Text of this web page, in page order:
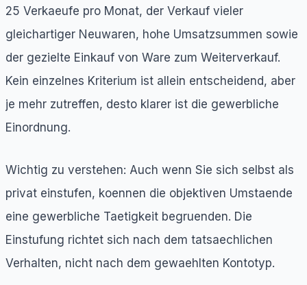
25 Verkaeufe pro Monat, der Verkauf vieler
gleichartiger Neuwaren, hohe Umsatzsummen sowie
der gezielte Einkauf von Ware zum Weiterverkauf.
Kein einzelnes Kriterium ist allein entscheidend, aber
je mehr zutreffen, desto klarer ist die gewerbliche
Einordnung.
Wichtig zu verstehen: Auch wenn Sie sich selbst als
privat einstufen, koennen die objektiven Umstaende
eine gewerbliche Taetigkeit begruenden. Die
Einstufung richtet sich nach dem tatsaechlichen
Verhalten, nicht nach dem gewaehlten Kontotyp.